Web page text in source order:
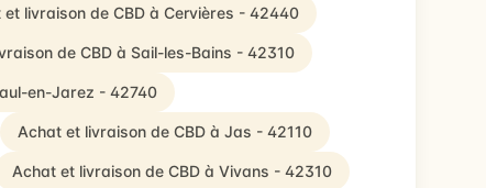
et livraison de CBD à Cervières - 42440
de CBD à Sail-les-Bains - 42310
en-Jarez - 42740
Achat et livraison de CBD à Jas - 42110
Achat et livraison de CBD à Vivans - 42310